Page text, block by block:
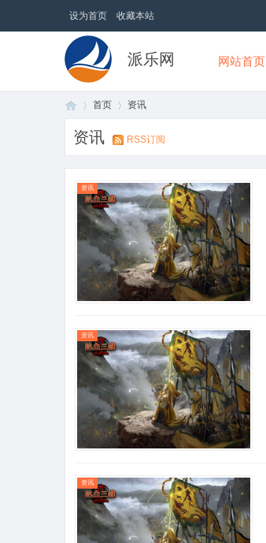
设为首页 收藏本站
派乐网 网站首页
首页 资讯
资讯 RSS订阅
资讯
资讯
资讯